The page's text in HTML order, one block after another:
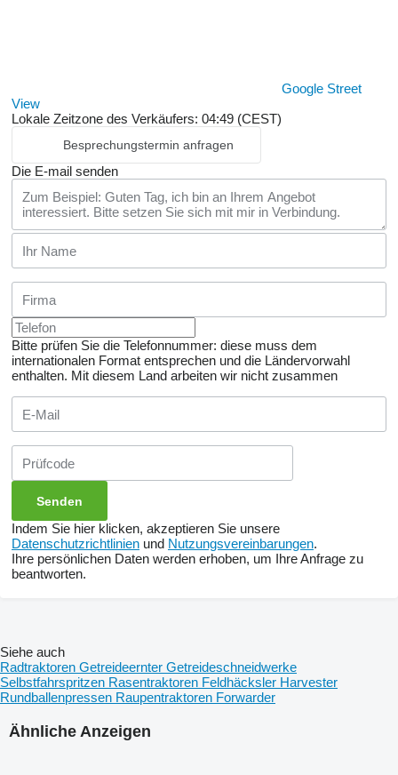
Google Street
View
Lokale Zeitzone des Verkäufers: 04:49 (CEST)
Besprechungstermin anfragen
Die E-mail senden
Bitte prüfen Sie die Telefonnummer: diese muss dem
internationalen Format entsprechen und die Ländervorwahl
enthalten. Mit diesem Land arbeiten wir nicht zusammen
Indem Sie hier klicken, akzeptieren Sie unsere
Datenschutzrichtlinien und Nutzungsvereinbarungen.
Ihre persönlichen Daten werden erhoben, um Ihre Anfrage zu
beantworten.
Ähnliche Anzeigen
Siehe auch
Radtraktoren Getreideernter Getreideschneidwerke
Selbstfahrspritzen Rasentraktoren Feldhäcksler Harvester
Rundballenpressen Raupentraktoren Forwarder